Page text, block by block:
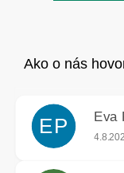
EP Eva